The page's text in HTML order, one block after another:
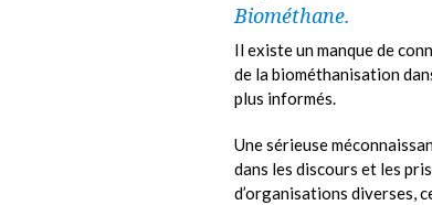
Biométhane.
Il existe un manque de
de la biométhanisation
plus informés.
Une sérieuse
dans les discours et les
d’organisations diverses,